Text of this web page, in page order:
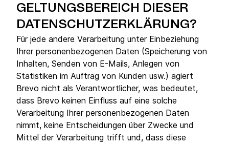
GELTUNGSBEREICH DIESER
DATENSCHUTZERKLÄRUNG?
Für jede andere Verarbeitung unter Einbeziehung
Ihrer personenbezogenen Daten (Speicherung von
Inhalten, Senden von E-Mails, Anlegen von
Statistiken im Auftrag von Kunden usw.) agiert
Brevo nicht als Verantwortlicher, was bedeutet,
dass Brevo keinen Einfluss auf eine solche
Verarbeitung Ihrer personenbezogenen Daten
nimmt, keine Entscheidungen über Zwecke und
Mittel der Verarbeitung trifft und, dass diese